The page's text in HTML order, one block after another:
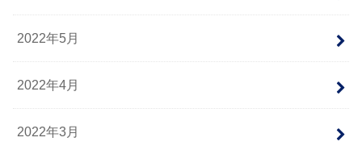
2022年5月
2022年4月
2022年3月